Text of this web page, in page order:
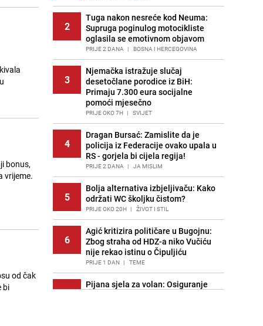
bonus,
vrijeme.
od čak
bi
2
Tuga nakon nesreće kod Neuma:
Supruga poginulog motocikliste
oglasila se emotivnom objavom
PRIJE 2 DANA | BOSNA I HERCEGOVINA
3
Njemačka istražuje slučaj
desetočlane porodice iz BiH:
Primaju 7.300 eura socijalne
pomoći mjesečno
PRIJE OKO 7H | SVIJET
4
Dragan Bursać: Zamislite da je
policija iz Federacije ovako upala u
RS - gorjela bi cijela regija!
PRIJE 2 DANA | JA MISLIM
5
Bolja alternativa izbjeljivaču: Kako
održati WC školjku čistom?
PRIJE OKO 20H | ŽIVOT I STIL
6
Agić kritizira političare u Bugojnu:
Zbog straha od HDZ-a niko Vučiću
nije rekao istinu o Čipuljiću
PRIJE 1 DAN | TEME
7
Pijana sjela za volan: Osiguranje